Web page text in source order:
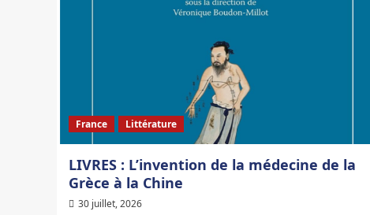
France Littérature
LIVRES : L’invention de la médecine de la
Grèce à la Chine
30 juillet, 2026